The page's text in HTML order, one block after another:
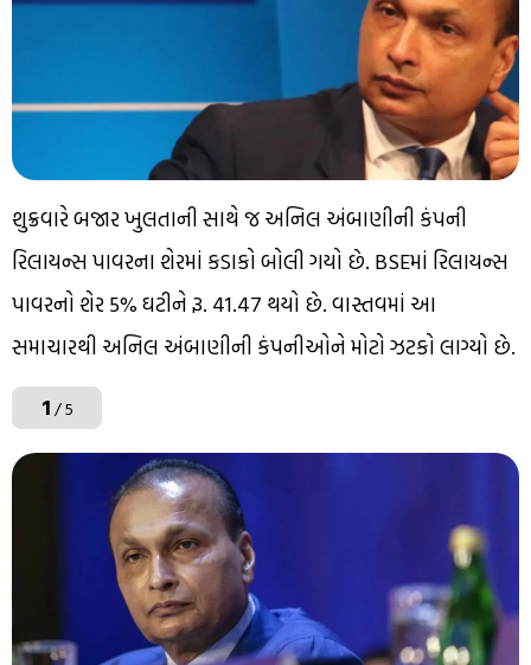
શુક્રવારે બજાર ખુલતાની સાથે જ અનિલ અંબાણીની કંપની
રિલાયન્સ પાવરના શેરમાં કડાકો બોલી ગયો છે. BSEમાં રિલાયન્સ
પાવરનો શેર 5% ઘટીને રૂ. 41.47 થયો છે. વાસ્તવમાં આ
સમાચારથી અનિલ અંબાણીની કંપનીઓને મોટો ઝટકો લાગ્યો છે.
1/ 5